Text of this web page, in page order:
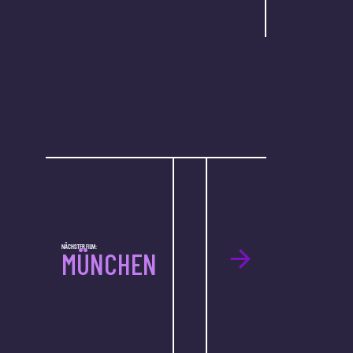
NÄCHSTER FILM:
MÜNCHEN